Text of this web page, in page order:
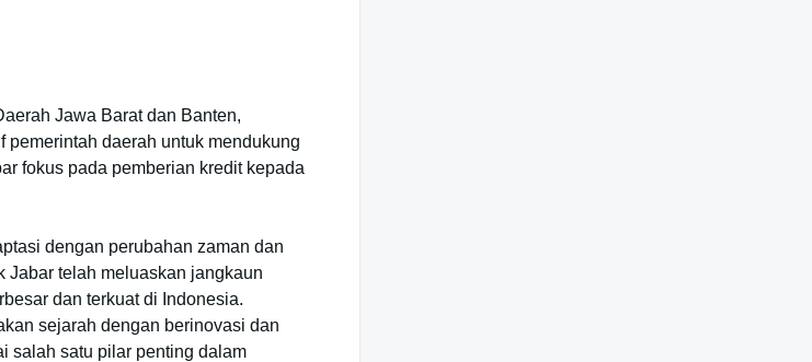
Jawa Barat dan Banten,
daerah untuk mendukung
fokus pada pemberian kredit kepada
dengan perubahan zaman dan
Jabar telah meluaskan jangkaun
dan terkuat di Indonesia.
sejarah dengan berinovasi dan
salah satu pilar penting dalam